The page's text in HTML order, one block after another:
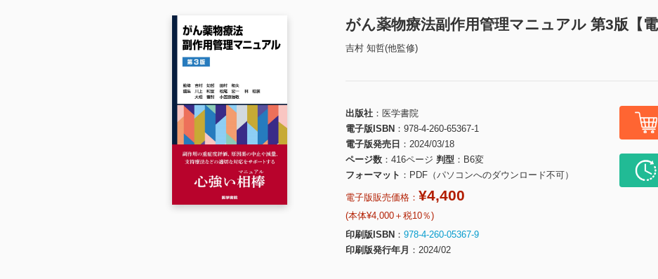
がん薬物療法副作用管理マニュアル 第3版【電
吉村 知哲(他監修)
出版社
医学書院
電子版ISBN
978-4-260-65367-1
電子版発売日
2024/03/18
ページ数
416ページ 判型
B6変
フォーマット
PDF（パソコンへのダウンロード不可）
電子版販売価格： ¥4,400
(本体¥4,000＋税10％)
印刷版ISBN
978-4-260-05367-9
印刷版発行年月
2024/02